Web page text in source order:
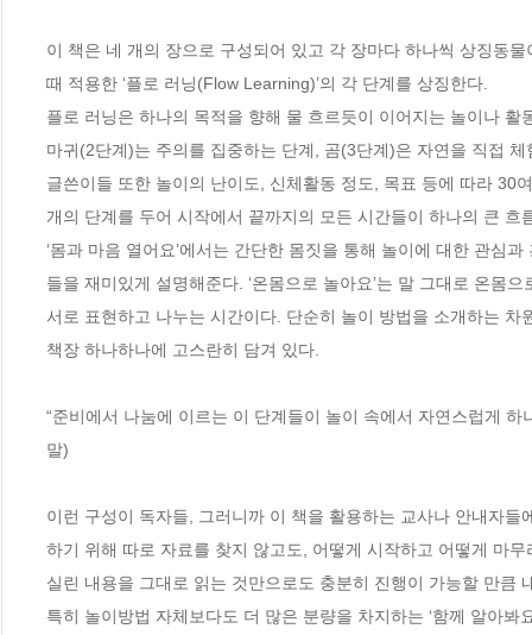
이 책은 네 개의 장으로 구성되어 있고 각 장마다 하나씩 상징동
때 적용한 ‘플로 러닝(Flow Learning)’의 각 단계를 상징한다.
플로 러닝은 하나의 목적을 향해 물 흐르듯이 이어지는 놀이나
마귀(2단계)는 주의를 집중하는 단계, 곰(3단계)은 자연을 직접
글쓴이들 또한 놀이의 난이도, 신체활동 정도, 목표 등에 따라 30
개의 단계를 두어 시작에서 끝까지의 모든 시간들이 하나의 큰
‘몸과 마음 열어요’에서는 간단한 몸짓을 통해 놀이에 대한 관심
들을 재미있게 설명해준다. ‘온몸으로 놀아요’는 말 그대로 온몸
서로 표현하고 나누는 시간이다. 단순히 놀이 방법을 소개하는
책장 하나하나에 고스란히 담겨 있다.
“준비에서 나눔에 이르는 이 단계들이 놀이 속에서 자연스럽게
말)
이런 구성이 독자들, 그러니까 이 책을 활용하는 교사나 안내자
하기 위해 따로 자료를 찾지 않고도, 어떻게 시작하고 어떻게 마
실린 내용을 그대로 읽는 것만으로도 충분히 진행이 가능할 만큼
특히 놀이방법 자체보다도 더 많은 분량을 차지하는 ‘함께 알아